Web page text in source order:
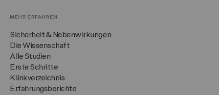
MEHR ERFAHREN
Sicherheit & Nebenwirkungen
Die Wissenschaft
Alle Studien
Erste Schritte
Klinkverzeichnis
Erfahrungsberichte